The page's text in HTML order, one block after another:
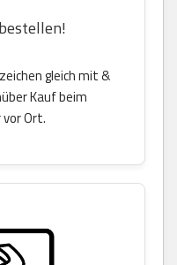
gleich mit &
Kauf beim
Ort.